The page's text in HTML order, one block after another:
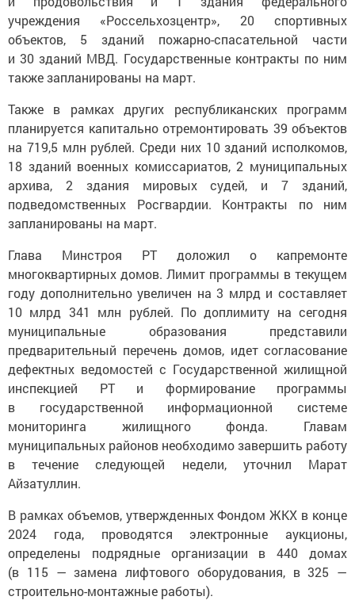
учреждения «Россельхозцентр», 20 спортивных
объектов, 5 зданий пожарно-спасательной части
и 30 зданий МВД. Государственные контракты по ним
также запланированы на март.
Также в рамках других республиканских программ
планируется капитально отремонтировать 39 объектов
на 719,5 млн рублей. Среди них 10 зданий исполкомов,
18 зданий военных комиссариатов, 2 муниципальных
архива, 2 здания мировых судей, и 7 зданий,
подведомственных Росгвардии. Контракты по ним
запланированы на март.
Глава Минстроя РТ доложил о капремонте
многоквартирных домов. Лимит программы в текущем
году дополнительно увеличен на 3 млрд и составляет
10 млрд 341 млн рублей. По доплимиту на сегодня
муниципальные образования представили
предварительный перечень домов, идет согласование
дефектных ведомостей с Государственной жилищной
инспекцией РТ и формирование программы
в государственной информационной системе
мониторинга жилищного фонда. Главам
муниципальных районов необходимо завершить работу
в течение следующей недели, уточнил Марат
Айзатуллин.
В рамках объемов, утвержденных Фондом ЖКХ в конце
2024 года, проводятся электронные аукционы,
определены подрядные организации в 440 домах
(в 115 — замена лифтового оборудования, в 325 —
строительно-монтажные работы).